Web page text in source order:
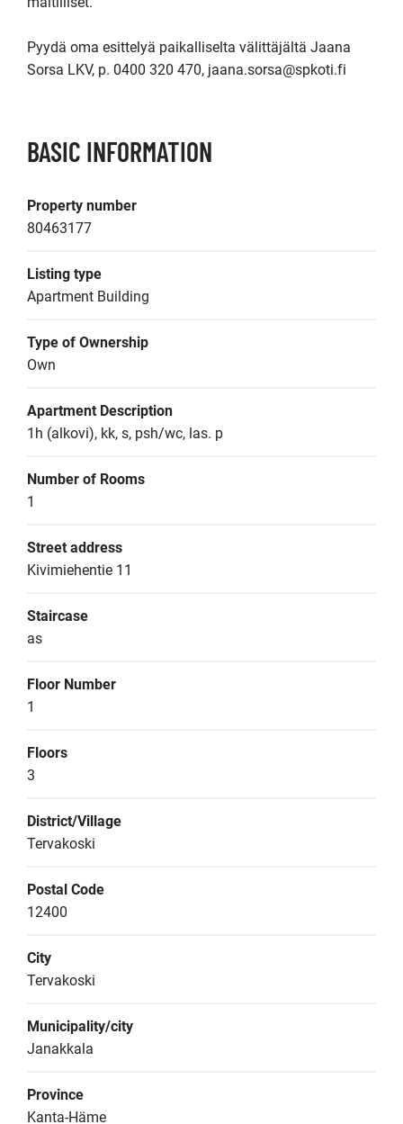
Pyydä oma esittelyä paikalliselta välittäjältä Jaana
BASIC INFORMATION
Property number
80463177
Listing type
Apartment Building
Type of Ownership
Own
Apartment Description
1h (alkovi), kk, s, psh/wc, las. p
Number of Rooms
1
Street address
Kivimiehentie 11
Staircase
as
Floor Number
1
Floors
3
District/Village
Tervakoski
Postal Code
12400
City
Tervakoski
Municipality/city
Janakkala
Province
Kanta-Häme